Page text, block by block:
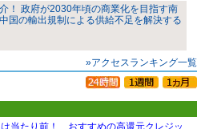
！ 政府が2030年頃の商業化を目指す南
国の輸出規制による供給不足を解決する
»アクセスランキング一覧
当たり前！ おすすめの高還元クレジッ